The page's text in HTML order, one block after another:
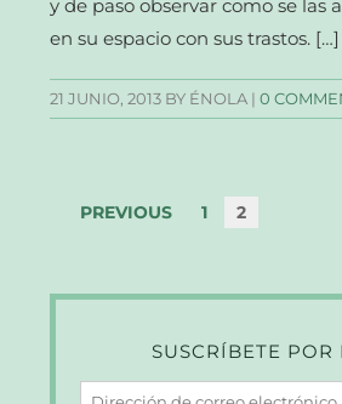
y de paso observar como se las
en su espacio con sus trastos. […]
21 JUNIO, 2013 BY ÉNOLA |0
PREVIOUS 1 2
SUSCRÍBETE POR
Dirección